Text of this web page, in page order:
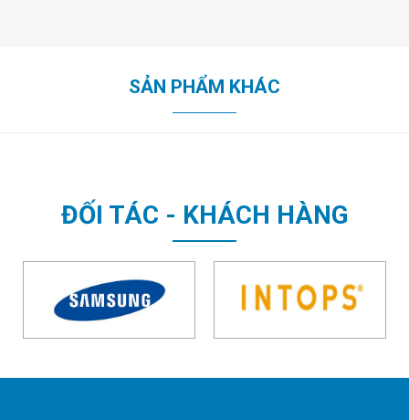
SẢN PHẨM KHÁC
ĐỐI TÁC - KHÁCH HÀNG